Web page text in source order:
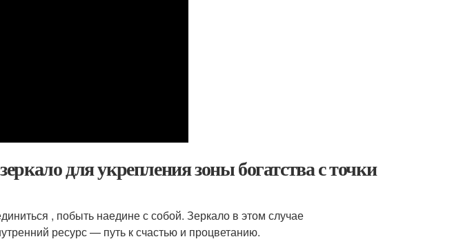
для укрепления зоны богатства с точки
, побыть наедине с собой. Зеркало в этом случае
ресурс — путь к счастью и процветанию.